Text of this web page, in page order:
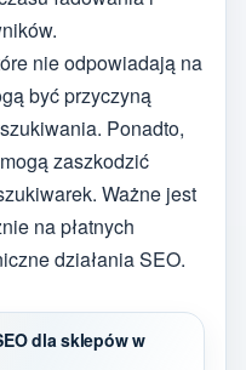
nie odpowiadają na
być przyczyną
Ponadto,
zaszkodzić
Ważne jest
na płatnych
działania SEO.
dla sklepów w